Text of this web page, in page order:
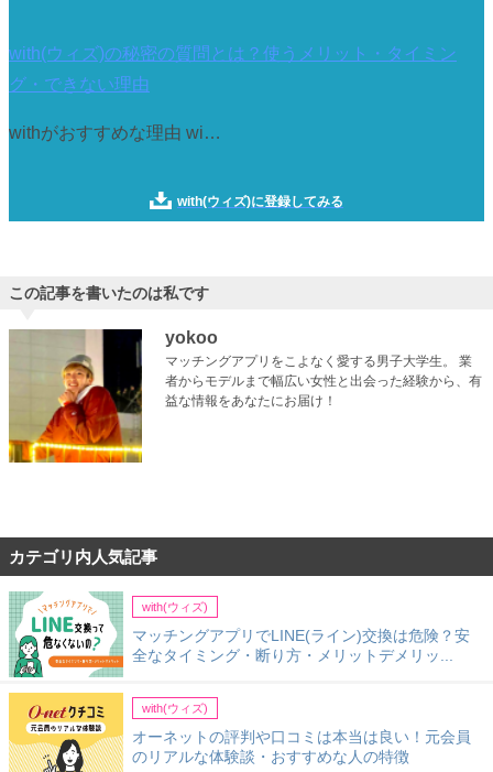
with(ウィズ)の秘密の質問とは？使うメリット・タイミン
グ・できない理由
withがおすすめな理由 wi…
with(ウィズ)に登録してみる
この記事を書いたのは私です
yokoo
マッチングアプリをこよなく愛する男子大学生。 業
者からモデルまで幅広い女性と出会った経験から、有
益な情報をあなたにお届け！
カテゴリ内人気記事
with(ウィズ)
マッチングアプリでLINE(ライン)交換は危険？安
全なタイミング・断り方・メリットデメリッ...
with(ウィズ)
オーネットの評判や口コミは本当は良い！元会員
のリアルな体験談・おすすめな人の特徴